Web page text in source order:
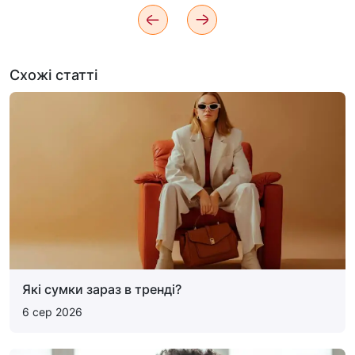
Схожі статті
Які сумки зараз в тренді?
6 сер 2026